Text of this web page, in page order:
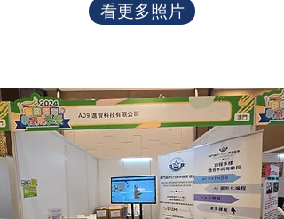
看更多照片